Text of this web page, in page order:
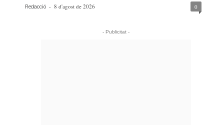
Redacció - 8 d'agost de 2026 0
- Publicitat -